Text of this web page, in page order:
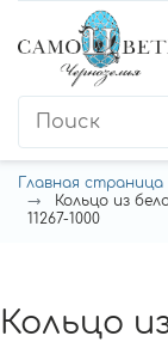
Главная страница
Кольцо из
11267-1000
Кольцо